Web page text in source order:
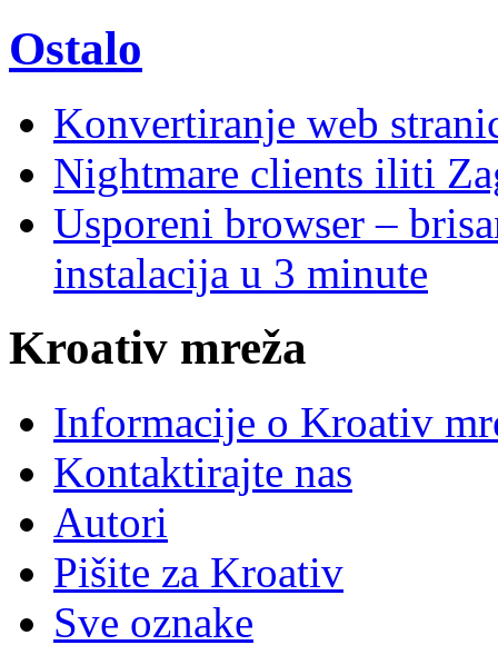
Ostalo
Konvertiranje web
Nightmare clients iliti
Usporeni browser –
instalacija u 3 minute
Kroativ mreža
Informacije o Kroativ
Kontaktirajte nas
Autori
Pišite za Kroativ
Sve oznake